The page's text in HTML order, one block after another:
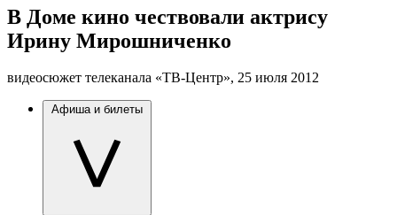
В Доме кино чествовали актрису
Ирину Мирошниченко
видеосюжет телеканала «ТВ-Центр», 25 июля 2012
Афиша и билеты